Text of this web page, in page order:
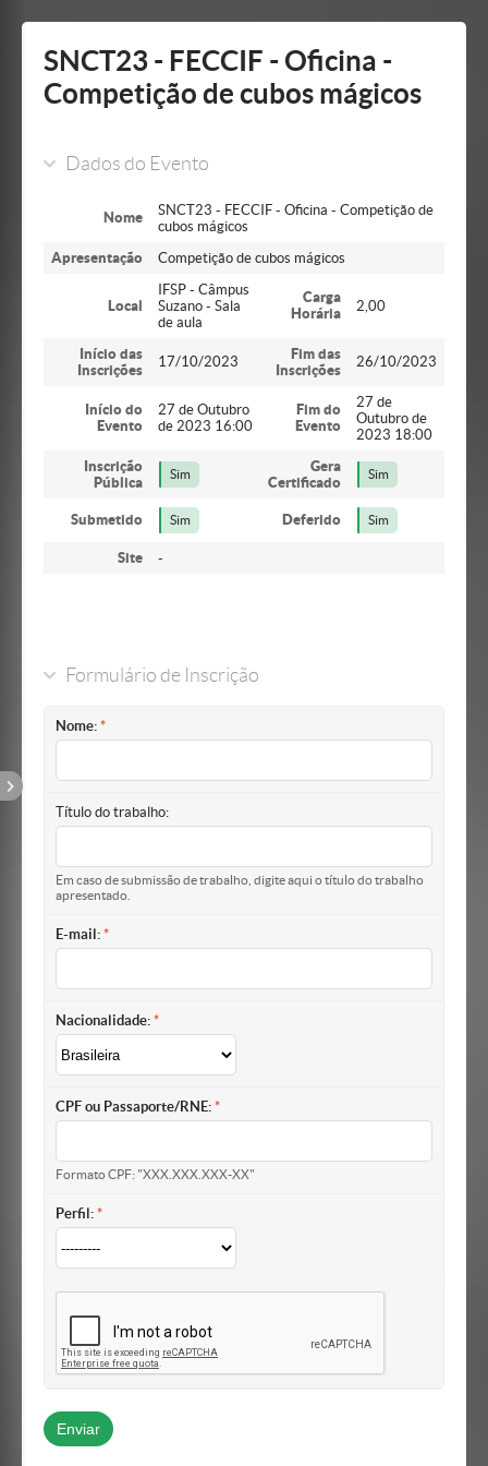
barra
SNCT23 - FECCIF - Oficina -
Competição de cubos mágicos
Dados do Evento
Nome
SNCT23 - FECCIF - Oficina - Competição de
cubos mágicos
Apresentação
Competição de cubos mágicos
Local
IFSP - Câmpus
Suzano - Sala
de aula
Carga
Horária
2,00
Início das
Inscrições
17/10/2023
Fim das
Inscrições
26/10/2023
Início do
Evento
27 de Outubro
de 2023 16:00
Fim do
Evento
27 de
Outubro de
2023 18:00
Inscrição
Pública
Sim
Gera
Certificado
Sim
Submetido Sim Deferido Sim
Site -
Formulário de Inscrição
Nome:
Título do trabalho:
Em caso de submissão de trabalho, digite aqui o título do trabalho
apresentado.
E-mail:
Nacionalidade:
CPF ou Passaporte/RNE:
Formato CPF: "XXX.XXX.XXX-XX"
Perfil: